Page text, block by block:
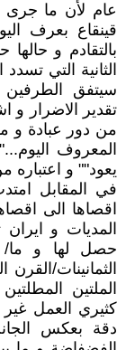
عام لأن ما جرى
قينقاع بعرف
بالتقادم و
الثانية التي
سيتفق
تقدير الاضرار و
من دور عبادة و
المعروف
يعود"" و اعتباره
في المقابل
اقصاها الى
المديات و
حصل لها و
الثمانينات/
الملتين
كثيري العمل
دقة بعكس